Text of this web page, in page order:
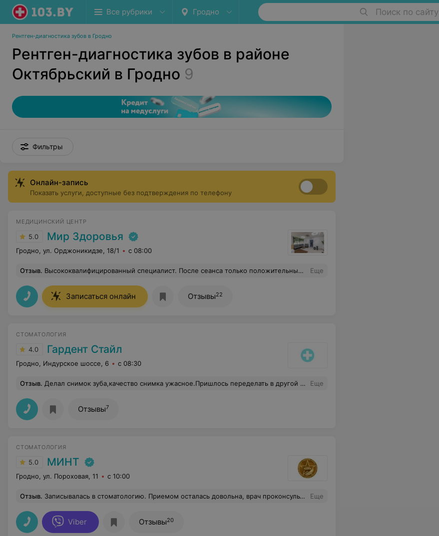
Все рубрики Гродно Поиск по сайту
Рентген-диагностика зубов в Гродно
Рентген-диагностика зубов в районе
Октябрьский в Гродно 9
Фильтры
Онлайн-запись
Показать услуги, доступные без подтверждения по телефону
МЕДИЦИНСКИЙ ЦЕНТР
5.0 Мир Здоровья
Гродно, ул. Орджоникидзе, 18/1 с 08:00
Отзыв. Высококвалифицированный специалист. После сеанса только положительные впечатления, спина перестала беспокоить. Буду дальше продолжать курс массажа у данного мастера в целях профилактики! Еще
Записаться онлайн Отзывы22
СТОМАТОЛОГИЯ
4.0 Гардент Стайл
Гродно, Индурское шоссе, 6 с 08:30
Отзыв. Делал снимок зуба,качество снимка ужасное.Пришлось переделать в другой стоматологии. Еще
Отзывы7
СТОМАТОЛОГИЯ
5.0 МИНТ
Гродно, ул. Пороховая, 11 с 10:00
Отзыв. Записывалась в стоматологию. Приемом осталась довольна, врач проконсультировала по всем вопросам. Еще
Viber Отзывы20